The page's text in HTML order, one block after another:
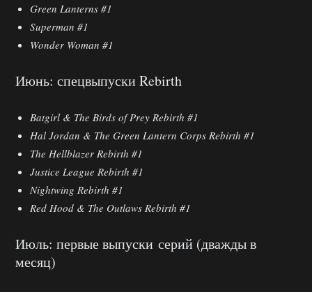
Green Lanterns #1
Superman #1
Wonder Woman #1
Июнь: спецвыпуски Rebirth
Batgirl & The Birds of Prey Rebirth #1
Hal Jordan & The Green Lantern Corps Rebirth #1
The Hellblazer Rebirth #1
Justice League Rebirth #1
Nightwing Rebirth #1
Red Hood & The Outlaws Rebirth #1
Июль: первые выпуски серий (дважды в
месяц)